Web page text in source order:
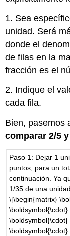
1. Sea
unidad. Será
donde el
de filas en la
fracción es el
2. Indique el
cada fila.
Bien, pasemos
comparar 2/5 y
Paso 1: Dejar 1
puntos, para un
continuación. Ya
1/35 de una
\[\begin{matrix}